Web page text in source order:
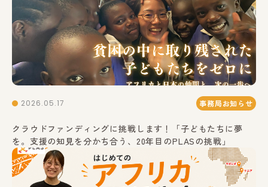
2026.05.17 事務局お知らせ
クラウドファンディングに挑戦します！「子どもたちに夢
を。支援の知見を分かち合う、20年目のPLASの挑戦」